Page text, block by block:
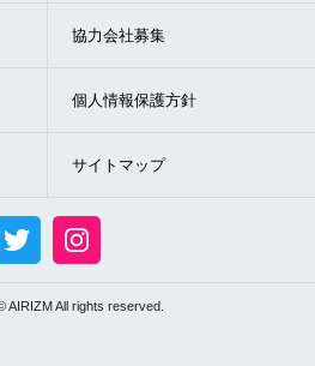
協力会社募集
個人情報保護方針
サイトマップ
AIRIZM All rights reserved.